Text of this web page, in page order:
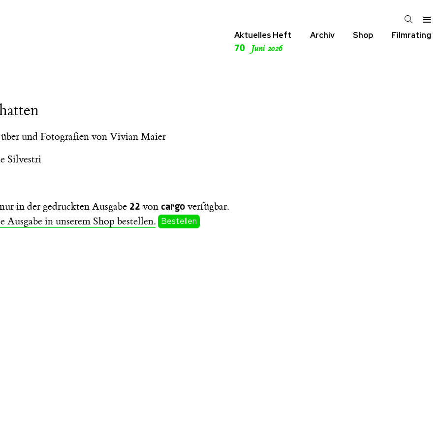
Aktuelles Heft
70 Juni 2026
Archiv Shop Filmrating
und Fotografien von Vivian Maier
Silvestri
in der gedruckten Ausgabe 22 von cargo verfügbar.
Ausgabe in unserem Shop bestellen. Bestellen